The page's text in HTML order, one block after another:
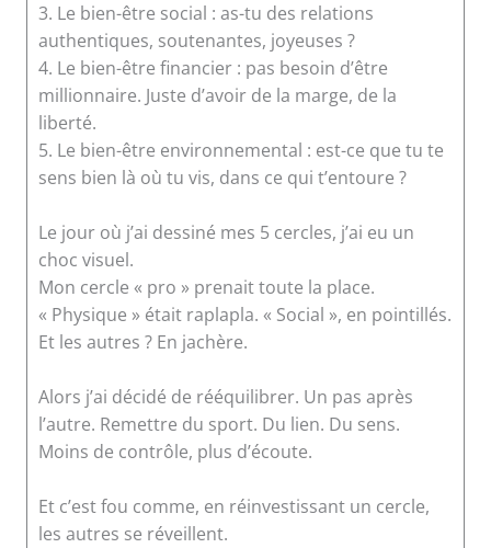
3. Le bien-être social : as-tu des relations
authentiques, soutenantes, joyeuses ?
4. Le bien-être financier : pas besoin d’être
millionnaire. Juste d’avoir de la marge, de la
liberté.
5. Le bien-être environnemental : est-ce que tu te
sens bien là où tu vis, dans ce qui t’entoure ?
Le jour où j’ai dessiné mes 5 cercles, j’ai eu un
choc visuel.
Mon cercle « pro » prenait toute la place.
« Physique » était raplapla. « Social », en pointillés.
Et les autres ? En jachère.
Alors j’ai décidé de rééquilibrer. Un pas après
l’autre. Remettre du sport. Du lien. Du sens.
Moins de contrôle, plus d’écoute.
Et c’est fou comme, en réinvestissant un cercle,
les autres se réveillent.